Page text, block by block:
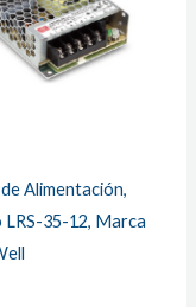
Alimentación,
35-12, Marca